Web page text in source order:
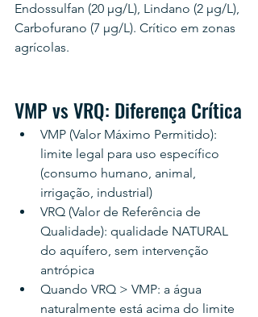
Endossulfan (20 µg/L), Lindano (2 µg/L),
Carbofurano (7 µg/L). Crítico em zonas
agrícolas.
VMP vs VRQ: Diferença Crítica
VMP (Valor Máximo Permitido):
limite legal para uso específico
(consumo humano, animal,
irrigação, industrial)
VRQ (Valor de Referência de
Qualidade): qualidade NATURAL
do aquífero, sem intervenção
antrópica
Quando VRQ > VMP: a água
naturalmente está acima do limite